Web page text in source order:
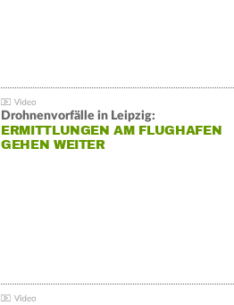
Drohnenvorfälle in Leipzig:
ERMITTLUNGEN AM FLUGHAFEN
GEHEN WEITER